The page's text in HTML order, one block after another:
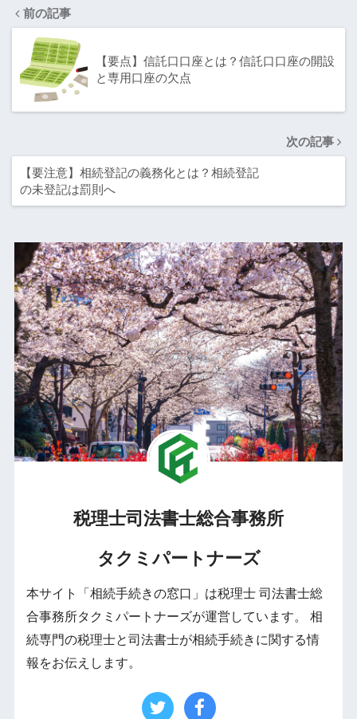
前の記事
【要点】信託口口座とは？信託口口座の開設
と専用口座の欠点
次の記事
【要注意】相続登記の義務化とは？相続登記
の未登記は罰則へ
税理士司法書士総合事務所
タクミパートナーズ
本サイト「相続手続きの窓口」は税理士 司法書士総
合事務所タクミパートナーズが運営しています。 相
続専門の税理士と司法書士が相続手続きに関する情
報をお伝えします。